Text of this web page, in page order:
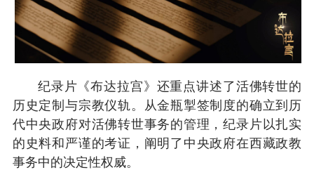
纪录片《布达拉宫》还重点讲述了活佛转世的
历史定制与宗教仪轨。从金瓶掣签制度的确立到历
代中央政府对活佛转世事务的管理，纪录片以扎实
的史料和严谨的考证，阐明了中央政府在西藏政教
事务中的决定性权威。